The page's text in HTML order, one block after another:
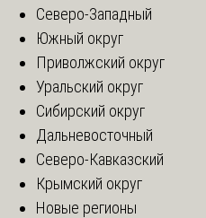
Северо-Западный
Южный округ
Приволжский округ
Уральский округ
Сибирский округ
Дальневосточный
Северо-Кавказский
Крымский округ
Новые регионы